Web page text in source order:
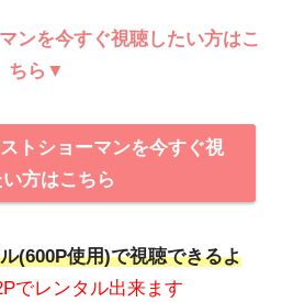
ンを今すぐ視聴したい方はこ
ちら▼
トショーマンを今すぐ視
方はこちら
(600P使用)で視聴できるよ
でレンタル出来ます